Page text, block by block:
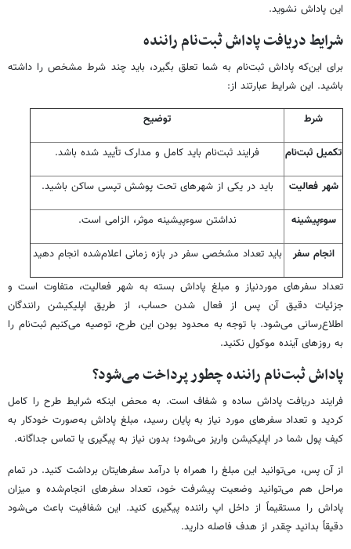
این پاداش نشوید.
شرایط دریافت پاداش ثبت‌نام راننده
برای این‌که پاداش ثبت‌نام به شما تعلق بگیرد، باید چند شرط مشخص را داشته
باشید. این شرایط عبارتند از:
شرط توضیح
تکمیل ثبت‌نام فرایند ثبت‌نام باید کامل و مدارک تأیید شده باشد.
شهر فعالیت باید در یکی از شهرهای تحت پوشش تپسی ساکن باشید.
سوءپیشینه نداشتن سوءپیشینه موثر، الزامی است.
انجام سفر باید تعداد مشخصی سفر در بازه زمانی اعلام‌شده انجام دهید
تعداد سفرهای موردنیاز و مبلغ پاداش بسته به شهر فعالیت، متفاوت است و
جزئیات دقیق آن پس از فعال شدن حساب، از طریق اپلیکیشن رانندگان
اطلاع‌رسانی می‌شود. با توجه به محدود بودن این طرح، توصیه می‌کنیم ثبت‌نام را
به روزهای آینده موکول نکنید.
پاداش ثبت‌نام راننده چطور پرداخت می‌شود؟
فرایند دریافت پاداش ساده و شفاف است. به محض اینکه شرایط طرح را کامل
کردید و تعداد سفرهای مورد نیاز به پایان رسید، مبلغ پاداش به‌صورت خودکار به
کیف پول شما در اپلیکیشن واریز می‌شود؛ بدون نیاز به پیگیری یا تماس جداگانه.
از آن پس، می‌توانید این مبلغ را همراه با درآمد سفرهایتان برداشت کنید. در تمام
مراحل هم می‌توانید وضعیت پیشرفت خود، تعداد سفرهای انجام‌شده و میزان
پاداش را مستقیماً از داخل اپ راننده پیگیری کنید. این شفافیت باعث می‌شود
دقیقاً بدانید چقدر از هدف فاصله دارید.